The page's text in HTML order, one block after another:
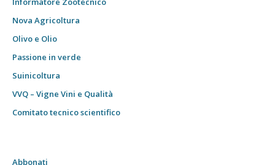
Nova Agricoltura
Olivo e Olio
Passione in verde
Suinicoltura
VVQ – Vigne Vini e Qualità
Comitato tecnico scientifico
Abbonati